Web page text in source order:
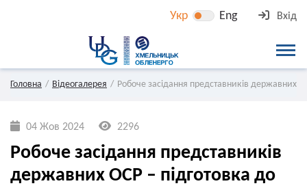
Укр Eng Вхід
Головна Відеогалерея Робоче засідання представників державних
04 Жов 2024 2296
Робоче засідання представників
державних ОСР – підготовка до